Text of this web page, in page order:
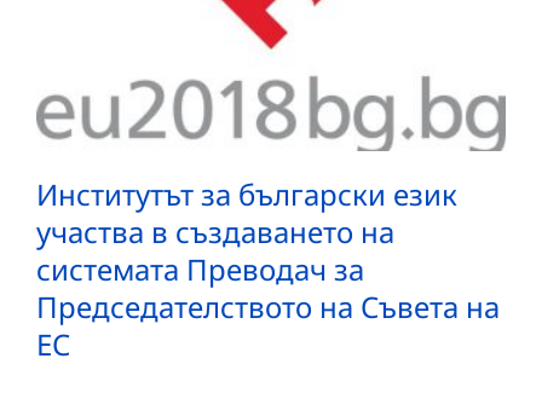
Институтът за български език
участва в създаването на
системата Преводач за
Председателството на Съвета на
ЕС